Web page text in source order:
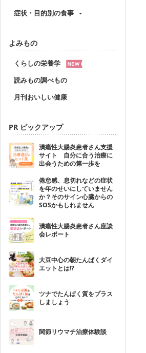
症状・目的別の食事
よみもの
くらしの栄養学
読みもの調べもの
月刊おいしい健康
PR ピックアップ
潰瘍性大腸炎患者さん支援
サイト 自分に合う治療に
出会うための第一歩を
倦怠感、息切れなどの症状
を年のせいにしていません
か？そのサイン心臓からの
SOSかもしれません
潰瘍性大腸炎患者さん座談
会レポート
大豆中心の朝たんぱくダイ
エットとは!?
ツナでたんぱく質をプラス
しましょう
関節リウマチ治療体験談